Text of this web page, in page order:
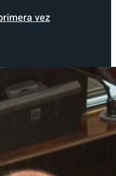
vez